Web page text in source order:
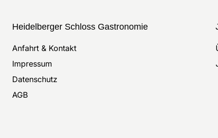
Heidelberger Schloss Gastronomie
Anfahrt & Kontakt
Impressum
Datenschutz
AGB